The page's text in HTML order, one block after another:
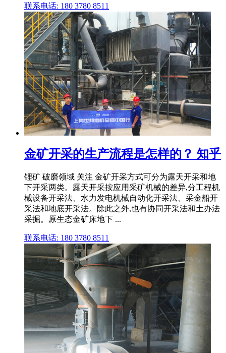
联系电话: 180 3780 8511
金矿开采的生产流程是怎样的？ 知乎
锂矿 破磨领域 关注 金矿开采方式可分为露天开采和地
下开采两类。露天开采按应用采矿机械的差异,分工程机
械设备开采法、水力发电机械自动化开采法、采金船开
采法和地底开采法。除此之外,也有协同开采法和土办法
采掘。原生态金矿床地下 ...
联系电话: 180 3780 8511